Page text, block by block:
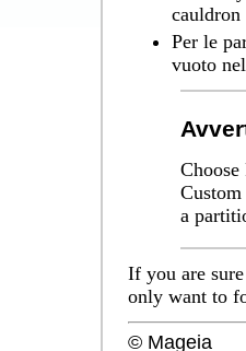
Per le
vuoto
Choose
a
If you are
only want to
© Mageia